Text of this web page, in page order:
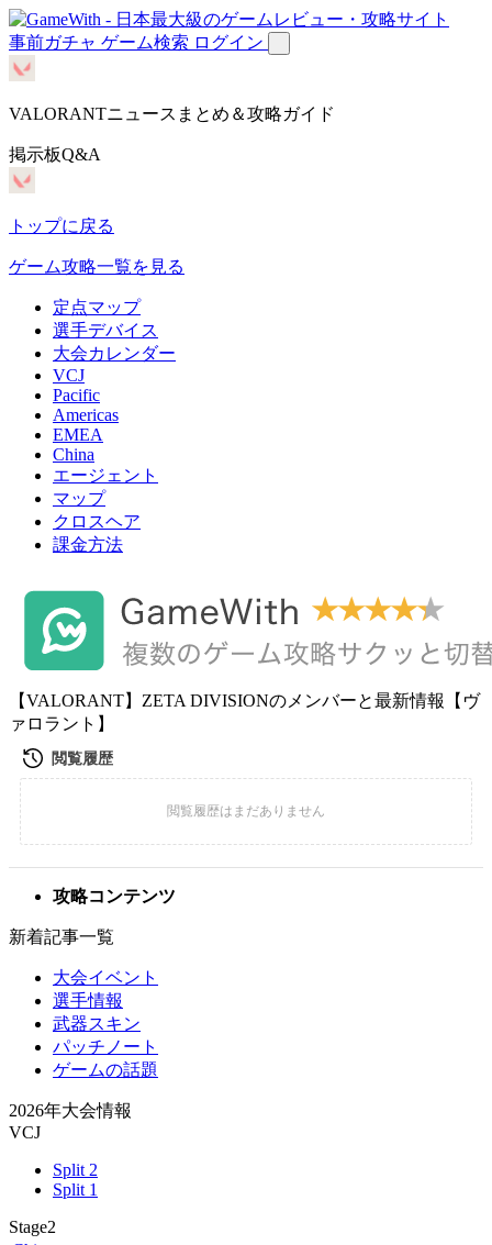
事前ガチャ ゲーム検索 ログイン
VALORANTニュースまとめ＆攻略ガイド
掲示板Q&A
トップに戻る
ゲーム攻略一覧を見る
定点マップ
選手デバイス
大会カレンダー
VCJ
Pacific
Americas
EMEA
China
エージェント
マップ
クロスヘア
課金方法
【VALORANT】ZETA DIVISIONのメンバーと最新情報【ヴ
ァロラント】
攻略コンテンツ
新着記事一覧
大会イベント
選手情報
武器スキン
パッチノート
ゲームの話題
2026年大会情報
VCJ
Split 2
Split 1
Stage2